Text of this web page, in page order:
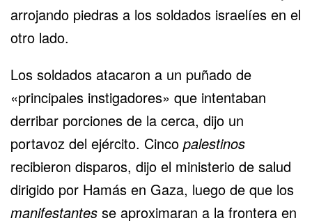
arrojando piedras a los soldados israelíes en el
otro lado.
Los soldados atacaron a un puñado de
«principales instigadores» que intentaban
derribar porciones de la cerca, dijo un
portavoz del ejército. Cinco palestinos
recibieron disparos, dijo el ministerio de salud
dirigido por Hamás en Gaza, luego de que los
manifestantes se aproximaran a la frontera en